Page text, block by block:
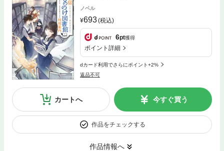
ノベル
693(税込)
6pt獲得
ポイント詳細
dカード利用でさらにポイント+2%
返品不可
カートへ 今すぐ買う
作品をチェックする
作品情報へ